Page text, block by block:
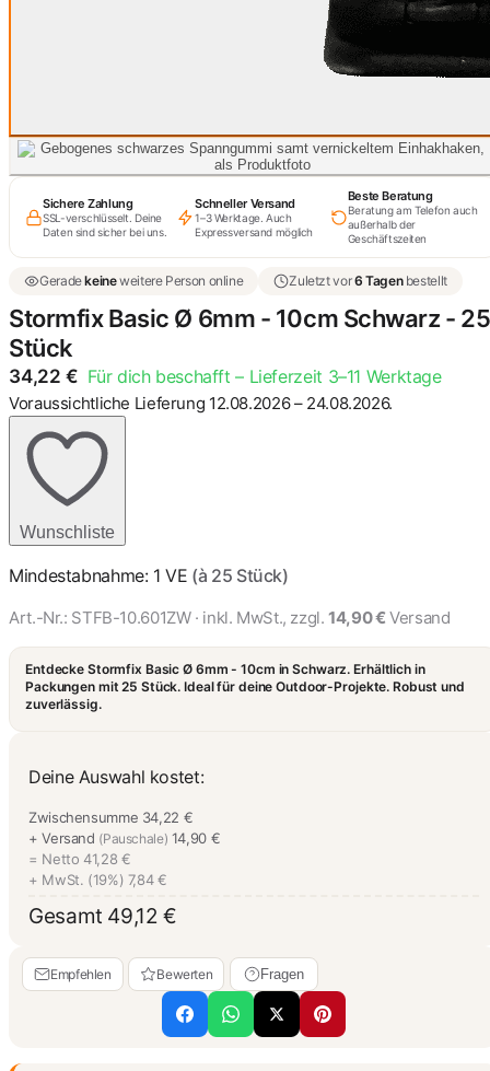
Sichere Zahlung
SSL-verschlüsselt. Deine
Daten sind sicher bei uns.
Schneller Versand
1–3 Werktage. Auch
Expressversand möglich
Beste Beratung
Beratung am Telefon auch
außerhalb der
Geschäftszeiten
Geradekeineweitere Person online Zuletzt vor6 Tagenbestellt
Stormfix Basic Ø 6mm - 10cm Schwarz - 25
Stück
34,22 € Für dich beschafft – Lieferzeit 3–11 Werktage
Voraussichtliche Lieferung 12.08.2026 – 24.08.2026.
Wunschliste
Mindestabnahme: 1 VE (à 25 Stück)
Art.-Nr.: STFB-10.601ZW· inkl. MwSt., zzgl.14,90 € Versand
Entdecke Stormfix Basic Ø 6mm - 10cm in Schwarz. Erhältlich in
Packungen mit 25 Stück. Ideal für deine Outdoor-Projekte. Robust und
zuverlässig.
Deine Auswahl kostet:
Zwischensumme 34,22 €
+ Versand (Pauschale) 14,90 €
= Netto 41,28 €
+ MwSt. (19%) 7,84 €
Gesamt 49,12 €
Empfehlen Bewerten Fragen